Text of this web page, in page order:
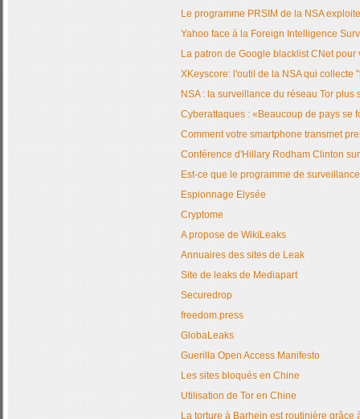
Le programme PRSIM de la NSA
Yahoo face à la Foreign Intelligence
La patron de Google blacklist CNet
XKeyscore: l'outil de la NSA qui collecte
NSA : la surveillance du réseau Tor plus
Cyberattaques : «Beaucoup de pays se
Comment votre smartphone transmet
Conférence d'Hillary Rodham Clinton
Est-ce que le programme de
Espionnage Elysée
Cryptome
A propose de WikiLeaks
Annuaires des sites de Leak
Site de leaks de Mediapart
Securedrop
freedom.press
GlobaLeaks
Guerilla Open Access Manifesto
Les sites bloqués en Chine
Utilisation de Tor en Chine
La torture à Barhein est routinière grâce